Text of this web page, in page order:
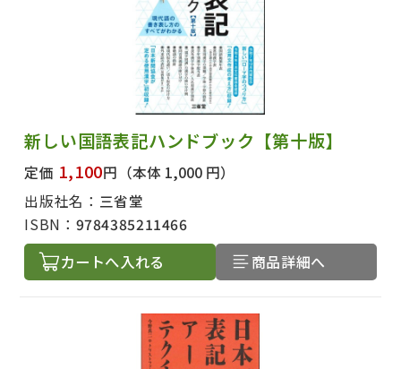
新しい国語表記ハンドブック【第十版】
定価 1,100円 （本体 1,000 円）
出版社名： 三省堂
ISBN： 9784385211466
カートへ入れる 商品詳細へ